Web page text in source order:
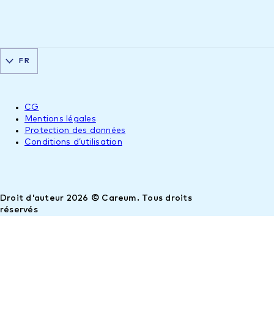
Droit d'auteur 2026 © Careum. Tous droits
réservés
CG
Mentions légales
Protection des données
Conditions d’utilisation
FR